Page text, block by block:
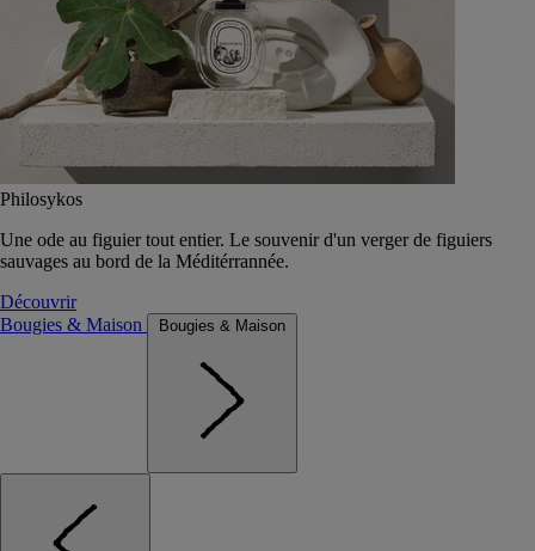
Philosykos
Une ode au figuier tout entier. Le souvenir d'un verger de figuiers
sauvages au bord de la Méditérrannée.
Découvrir
Bougies & Maison
Bougies & Maison